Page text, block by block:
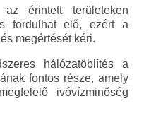
érintett területeken
fordulhat elő, ezért a
megértését kéri.
hálózatöblítés a
fontos része, amely
ivóvízminőség